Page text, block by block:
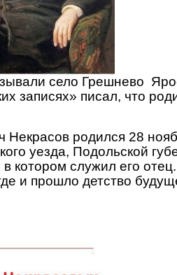
село Грешнево
записях» писал, что
Некрасов родился 28
уезда, Подольской
котором служил его
и прошло детство